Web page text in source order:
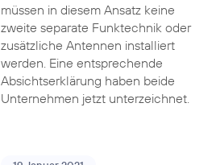
müssen in diesem Ansatz keine
zweite separate Funktechnik oder
zusätzliche Antennen installiert
werden. Eine entsprechende
Absichtserklärung haben beide
Unternehmen jetzt unterzeichnet.